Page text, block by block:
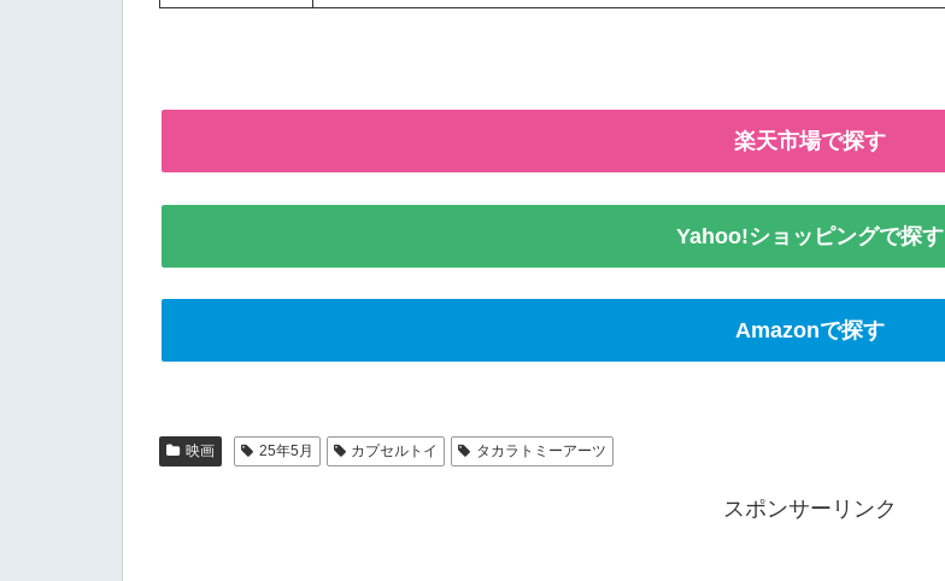
楽天市場で探す
Yahoo!ショッピングで探す
Amazonで探す
映画 25年5月 カプセルトイ タカラトミーアーツ
スポンサーリンク